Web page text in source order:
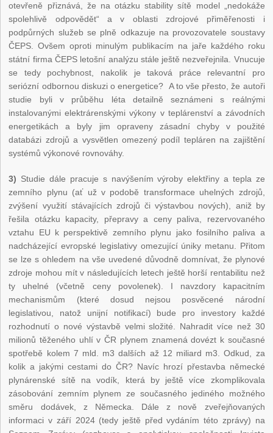
otevřeně přiznává, že na otázku stability sítě model „nedokáže
spolehlivě odpovědět“ a v oblasti zdrojové přiměřenosti i
podpůrných služeb se plně odkazuje na provozovatele soustavy
ČEPS. Ovšem oproti minulým publikacím na jaře každého roku
státní firma ČEPS letošní analýzu stále ještě nezveřejnila. Vnucuje
se tedy pochybnost, nakolik je taková práce relevantní pro
seriózní odbornou diskuzi o energetice? A to vše přesto, že autoři
studie byli v průběhu léta detailně seznámeni s reálnými
instalovanými elektrárenskými výkony v teplárenství a závodních
energetikách a byly jim opraveny zásadní chyby v použité
databázi zdrojů a vysvětlen omezený podíl tepláren na zajištění
systémů výkonové rovnováhy.
3) Studie dále pracuje s navýšením výroby elektřiny a tepla ze
zemního plynu (ať už v podobě transformace uhelných zdrojů,
zvýšení využití stávajících zdrojů či výstavbou nových), aniž by
řešila otázku kapacity, přepravy a ceny paliva, rezervovaného
vztahu EU k perspektivě zemního plynu jako fosilního paliva a
nadcházející evropské legislativy omezující úniky metanu. Přitom
se lze s ohledem na vše uvedené důvodně domnívat, že plynové
zdroje mohou mít v následujících letech ještě horší rentabilitu než
ty uhelné (včetně ceny povolenek). I navzdory kapacitním
mechanismům (které dosud nejsou posvěcené národní
legislativou, natož unijní notifikací) bude pro investory každé
rozhodnutí o nové výstavbě velmi složité. Nahradit více než 30
milionů těženého uhlí v ČR plynem znamená dovézt k současné
spotřebě kolem 7 mld. m3 dalších až 12 miliard m3. Odkud, za
kolik a jakými cestami do ČR? Navíc hrozí přestavba německé
plynárenské sítě na vodík, která by ještě více zkomplikovala
zásobování zemním plynem ze současného jediného možného
směru dodávek, z Německa. Dále z nově zveřejňovaných
informaci v září 2024 (tedy ještě před vydáním této zprávy) na